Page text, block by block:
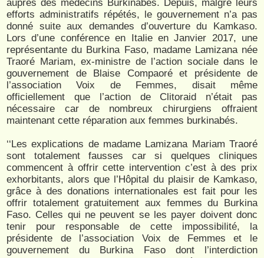
auprès des médecins Burkinabés. Depuis, malgré leurs
efforts administratifs répétés, le gouvernement n’a pas
donné suite aux demandes d’ouverture du Kamkaso.
Lors d’une conférence en Italie en Janvier 2017, une
représentante du Burkina Faso, madame Lamizana née
Traoré Mariam, ex-ministre de l’action sociale dans le
gouvernement de Blaise Compaoré et présidente de
l’association Voix de Femmes, disait même
officiellement que l’action de Clitoraid n’était pas
nécessaire car de nombreux chirurgiens offraient
maintenant cette réparation aux femmes burkinabés.
‘‘Les explications de madame Lamizana Mariam Traoré
sont totalement fausses car si quelques cliniques
commencent à offrir cette intervention c’est à des prix
exhorbitants, alors que l’Hôpital du plaisir de Kamkaso,
grâce à des donations internationales est fait pour les
offrir totalement gratuitement aux femmes du Burkina
Faso. Celles qui ne peuvent se les payer doivent donc
tenir pour responsable de cette impossibilité, la
présidente de l’association Voix de Femmes et le
gouvernement du Burkina Faso dont l’interdiction